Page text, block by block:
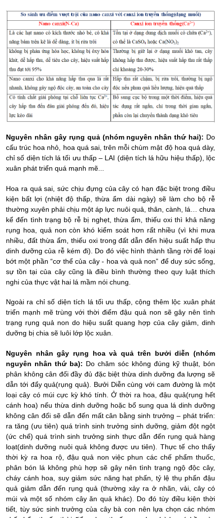
Nguyên nhân gây rụng quả (nhóm nguyên nhânthứ hai): Do
cấu trúc hoa nhỏ, hoa quá sai, trên mỗi chùm mật độ hoa quá dày,
chỉ số diện tích lá tối ưu thấp – LAI (diện tích lá hữu hiệu thấp), lộc
xuân phát triển quá mạnh mẽ...
Hoa ra quá sai, sức chịu đựng của cây có hạn đặc biệt trong điều
kiện bất lợi (nhiệt độ thấp, thừa ẩm dài ngày) sẽ làm cho bộ rễ
thường xuyên phải chịu một áp lực nuôi quả, thân, cành, lá… chưa
kể đến tình trạng bộ rễ bị nghẹt, thừa ẩm, thiếu oxi thì khả năng
rụng hoa, quả non còn khó kiểm soát hơn rất nhiều (vì khi mưa
nhiều, đất thừa ẩm , thiếu oxi trong đất dẫn đến hiệu suất hấp thu
dinh dưỡng của rễ kém đi). Do đó việc hình thành tầng rời để loại
bớt một phần “cơ thểcủa cây- hoa và quả non” để duy sức sống,
sự tồn tại của cây cũng là điều bình thường theo quy luật thích
nghi của thực vật hai lá mầm nói chung.
Ngoài ra chỉ số diện tích lá tối ưu thấp, cộng thêm lộc xuân phát
triển mạnh mẽ trùng với thời điểm đậu quả non sẽ gây nên tình
trạng rụng quả non do hiệu suất quang hợp của cây giảm, dinh
dưỡng bị chia sẽ luôi lớp lộc xuân.
Nguyên nhân gây rụng hoa và quả trên bưởi diễn (nhóm
nguyên nhân thứ ba): Do chăm sóc không đúng kỹ thuật, bón
phân không cân đối đầy đủ đặc biệt thừa dinh dưỡng đa lượng sẽ
dẫn tới đẩy quả(rụng quả). Bưởi Diễn cùng với cam đường là một
loại cây có múi cực kỳ khó tính. Ở thời ra hoa, đậu quả(rụng hết
cánh hoa) nếu thừa dinh dưỡng hoặc bổ sung qua lá dinh dưỡng
không cân đối sẽ dẫn đến mất cân bằng sinh trưởng – phát triển:
ra tăng (ưu tiên) quá trình sinh trưởng sinh dưỡng, giảm đột ngột
(ức chế) quá trình sinh trưởng sinh thực dẫn đến rụng quả hàng
loạt(dinh dưỡng nuôi quả không được ưu tiên). Thực tế cho thấy
thời kỳ ra hoa rộ, đậu quả non việc phun các chế phẩm thuốc,
phân bón lá không phù hợp sẽ gây nên tình trạng ngộ độc cây,
cháy cánh hoa, suy giảm sức năng hạt phấn, tỷ lệ thụ phấn đậu
quả giảm dẫn đến rụng quả (thường xảy ra ở nhãn, vải, cây có
múi và một số nhóm cây ăn quả khác). Do đó tùy điều kiện thời
tiết, tùy sức sinh trưởng của cây bà con nên lựa chọn các nhóm